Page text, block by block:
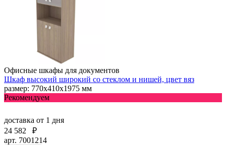
Офисные шкафы для документов
Шкаф высокий широкий со стеклом и нишей, цвет вяз
размер: 770х410х1975 мм
Рекомендуем
доставка от 1 дня
24 582
₽
арт. 7001214